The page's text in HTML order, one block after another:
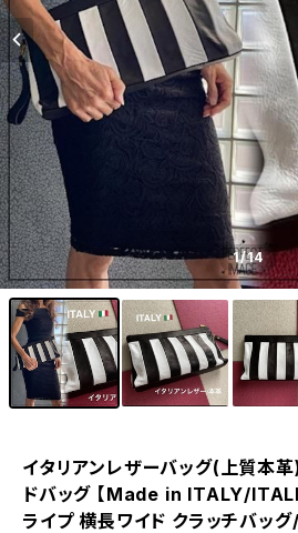
1/14
イタリアンレザーバッグ(上質本
ドバッグ 【Made in ITALY/
ライプ 横長ワイド クラッチバッグ